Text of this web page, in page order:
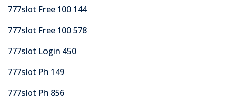
777slot Free 100 144
777slot Free 100 578
777slot Login 450
777slot Ph 149
777slot Ph 856